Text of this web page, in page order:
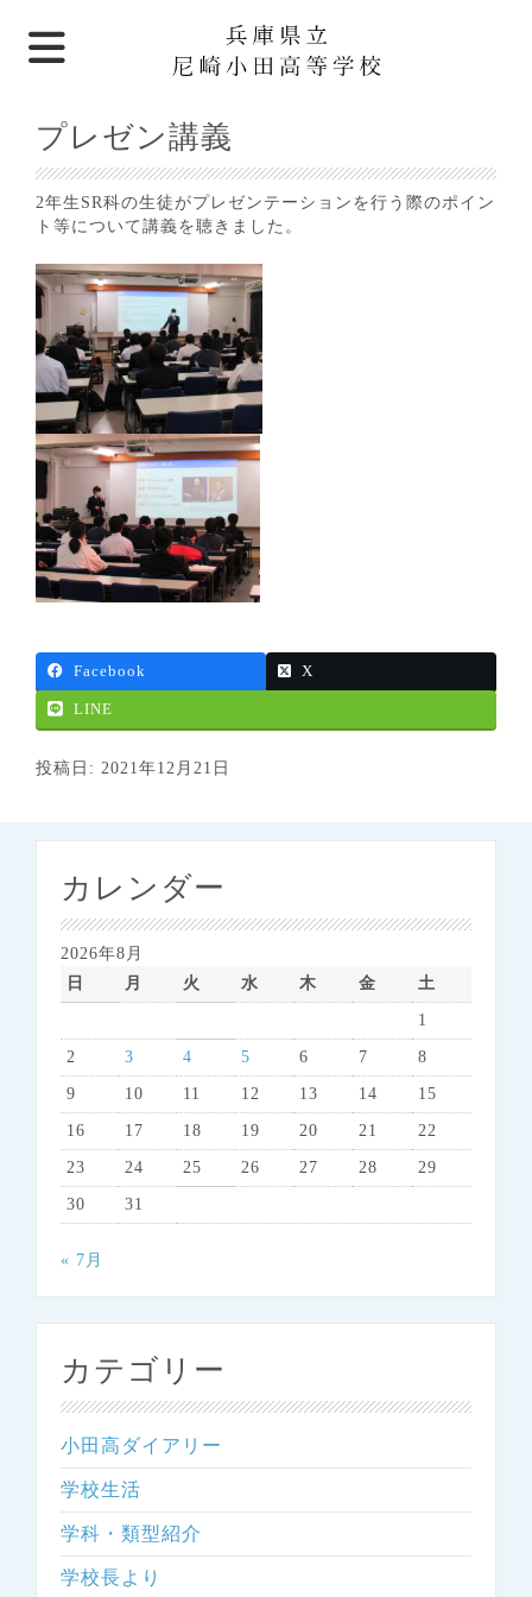
プレゼン講義
2年生SR科の生徒がプレゼンテーションを行う際のポイン
ト等について講義を聴きました。
Facebook X
LINE
投稿日: 2021年12月21日
カレンダー
2026年8月
日
月 火 水 木 金 土
1
2 3 4 5 6 7 8
9 10 11 12 13 14 15
16 17 18 19 20 21 22
23 24 25 26 27 28 29
30 31
« 7月
カテゴリー
小田高ダイアリー
学校生活
学科・類型紹介
学校長より